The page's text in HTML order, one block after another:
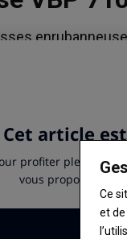
au montage
Ce
et